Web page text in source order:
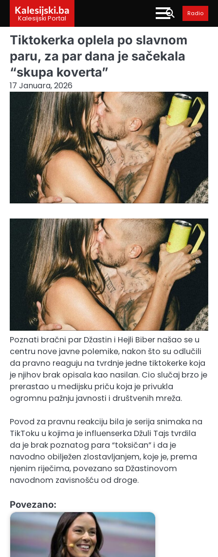
content
Kalesijski.ba
Kalesijski Portal
Radio
Tiktokerka oplela po slavnom
paru, za par dana je sačekala
“skupa koverta”
17 Januara, 2026
Poznati bračni par Džastin i Hejli Biber našao se u
centru nove javne polemike, nakon što su odlučili
da pravno reaguju na tvrdnje jedne tiktokerke koja
je njihov brak opisala kao nasilan. Cio slučaj brzo je
prerastao u medijsku priču koja je privukla
ogromnu pažnju javnosti i društvenih mreža.
Povod za pravnu reakciju bila je serija snimaka na
TikToku u kojima je influenserka Džuli Tajs tvrdila
da je brak poznatog para “toksičan” i da je
navodno obilježen zlostavljanjem, koje je, prema
njenim riječima, povezano sa Džastinovom
navodnom zavisnošću od droge.
Povezano: